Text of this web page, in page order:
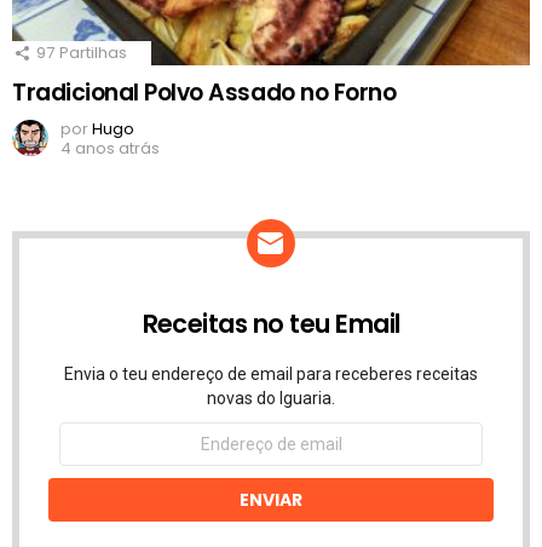
97 Partilhas
Tradicional Polvo Assado no Forno
porHugo
4 anos atrás
Receitas no teu Email
Envia o teu endereço de email para receberes receitas
novas do Iguaria.
Endereço
email
ENVIAR